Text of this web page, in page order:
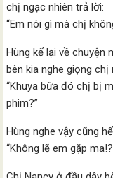
chị ngạc nhiên trả lời:
“Em nói gì mà chị
Hùng kể lại về chuyện
bên kia nghe giọng chị
“Khuya bữa đó chị bị
phim?”
Hùng nghe vậy cũng
“Không lẽ em gặp